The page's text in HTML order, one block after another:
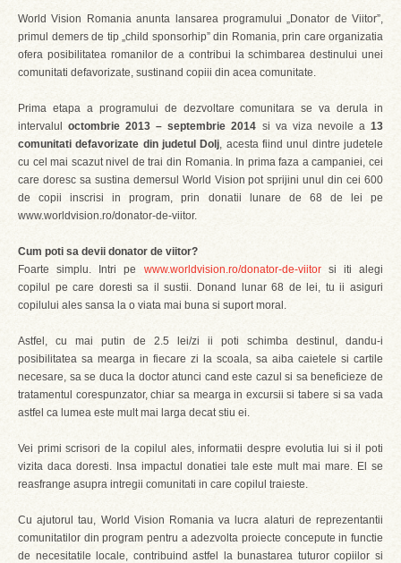
World Vision Romania anunta lansarea programului „Donator de Viitor”,
primul demers de tip „child sponsorhip” din Romania, prin care organizatia
ofera posibilitatea romanilor de a contribui la schimbarea destinului unei
comunitati defavorizate, sustinand copiii din acea comunitate.
Prima etapa a programului de dezvoltare comunitara se va derula in
intervaluloctombrie 2013 – septembrie 2014 si va viza nevoile a13
comunitati defavorizate din judetul Dolj, acesta fiind unul dintre judetele
cu cel mai scazut nivel de trai din Romania. In prima faza a campaniei, cei
care doresc sa sustina demersul World Vision pot sprijini unul din cei 600
de copii inscrisi in program, prin donatii lunare de 68 de lei pe
www.worldvision.ro/donator-de-viitor.
Cum poti sa devii donator de viitor?
Foarte simplu. Intri pe www.worldvision.ro/donator-de-viitorsi iti alegi
copilul pe care doresti sa il sustii. Donand lunar 68 de lei, tu ii asiguri
copilului ales sansa la o viata mai buna si suport moral.
Astfel, cu mai putin de 2.5 lei/zi ii poti schimba destinul, dandu-i
posibilitatea sa mearga in fiecare zi la scoala, sa aiba caietele si cartile
necesare, sa se duca la doctor atunci cand este cazul si sa beneficieze de
tratamentul corespunzator, chiar sa mearga in excursii si tabere si sa vada
astfel ca lumea este mult mai larga decat stiu ei.
Vei primi scrisori de la copilul ales, informatii despre evolutia lui si il poti
vizita daca doresti. Insa impactul donatiei tale este mult mai mare. El se
reasfrange asupra intregii comunitati in care copilul traieste.
Cu ajutorul tau, World Vision Romania va lucra alaturi de reprezentantii
comunitatilor din program pentru a adezvolta proiecte concepute in functie
de necesitatile locale, contribuind astfel la bunastarea tuturor copiilor si